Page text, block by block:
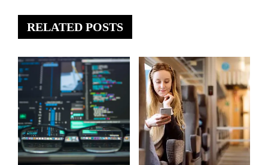
RELATED POSTS